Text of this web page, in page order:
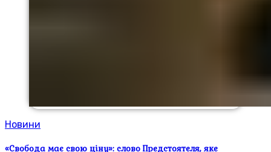
Новини
«Свобода має свою ціну»: слово Предстоятеля, яке